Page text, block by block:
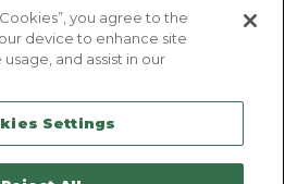
Policy
Notice
Sitemap
nous
you agree to the
device to enhance site
and assist in our
Settings